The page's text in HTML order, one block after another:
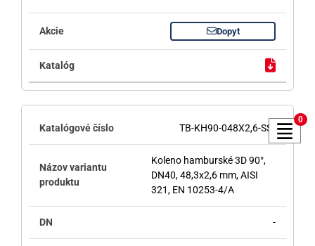
Dopyt
TB-KH90-048X2,6-SS
Koleno hamburské 3D 90°,
DN40, 48,3x2,6 mm, AISI
321, EN 10253-4/A
-
0